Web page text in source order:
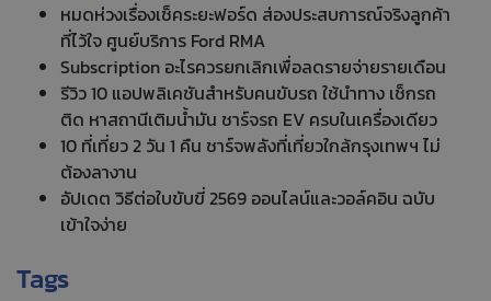
หมดห่วงเรื่องเช็คระยะฟอร์ด ส่องประสบการณ์จริงลูกค้า
ที่ไว้ใจ ศูนย์บริการ Ford RMA
Subscription อะไรควรยกเลิกเพื่อลดรายจ่ายรายเดือน
รีวิว 10 แอปพลิเคชันสำหรับคนขับรถ ใช้นำทาง เช็กรถ
ติด หาสถานีเติมน้ำมัน ชาร์จรถ EV ครบในเครื่องเดียว
10 ที่เที่ยว 2 วัน 1 คืน ชาร์จพลังที่เที่ยวใกล้กรุงเทพฯ ไม่
ต้องลางาน
อัปเดต วิธีต่อใบขับขี่ 2569 ออนไลน์และวอล์คอิน ฉบับ
เข้าใจง่าย
Tags